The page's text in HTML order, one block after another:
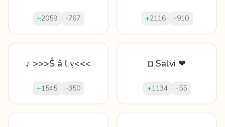
+2059 -767 +2116 -910
♪ >>>Ṧ â ľ ṿ<<<
+1545 -350
◘ Salvi ❤
+1134 -55